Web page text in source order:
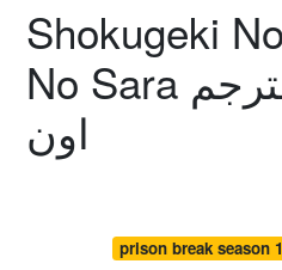
Shokugeki
No Sara الحلقة 06 مترجم
اون